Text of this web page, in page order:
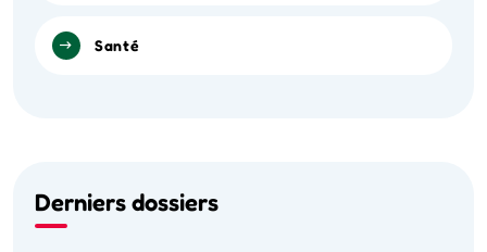
Santé
Derniers dossiers